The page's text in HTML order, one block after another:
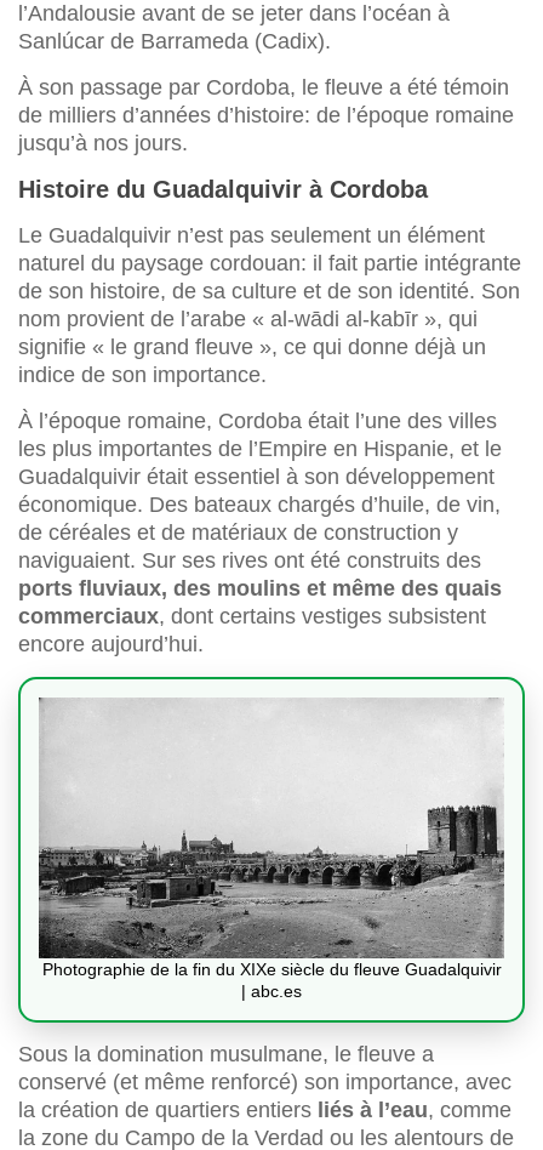
l’Andalousie avant de se jeter dans l’océan à
Sanlúcar de Barrameda (Cadix).
À son passage par Cordoba, le fleuve a été témoin
de milliers d’années d’histoire: de l’époque romaine
jusqu’à nos jours.
Histoire du Guadalquivir à Cordoba
Le Guadalquivir n’est pas seulement un élément
naturel du paysage cordouan: il fait partie intégrante
de son histoire, de sa culture et de son identité. Son
nom provient de l’arabe « al-wādi al-kabīr », qui
signifie « le grand fleuve », ce qui donne déjà un
indice de son importance.
À l’époque romaine, Cordoba était l’une des villes
les plus importantes de l’Empire en Hispanie, et le
Guadalquivir était essentiel à son développement
économique. Des bateaux chargés d’huile, de vin,
de céréales et de matériaux de construction y
naviguaient. Sur ses rives ont été construits des
ports fluviaux, des moulins et même des quais
commerciaux, dont certains vestiges subsistent
encore aujourd’hui.
Photographie de la fin du XIXe siècle du fleuve Guadalquivir
| abc.es
Sous la domination musulmane, le fleuve a
conservé (et même renforcé) son importance, avec
la création de quartiers entiers liés à l’eau, comme
la zone du Campo de la Verdad ou les alentours de